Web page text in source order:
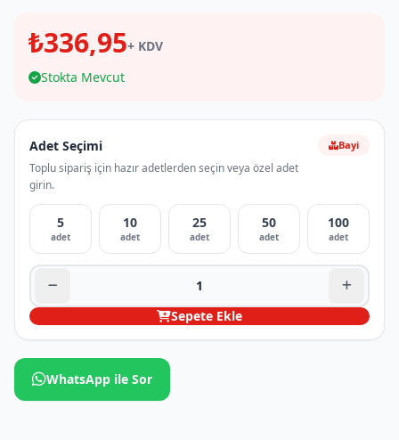
₺336,95+ KDV
Stokta Mevcut
Adet Seçimi
Toplu sipariş için hazır adetlerden seçin veya özel adet
girin.
Bayi
5
adet
10
adet
25
adet
50
adet
100
adet
Sepete Ekle
WhatsApp ile Sor